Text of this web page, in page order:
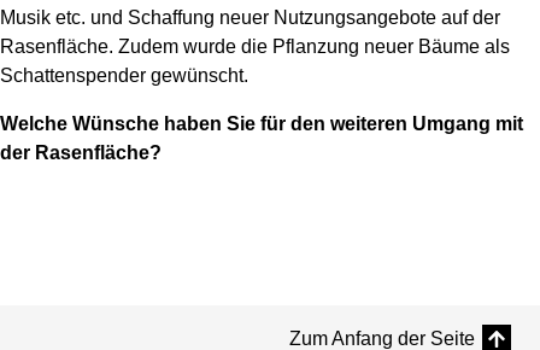
Musik etc. und Schaffung neuer Nutzungsangebote auf der
Rasenfläche. Zudem wurde die Pflanzung neuer Bäume als
Schattenspender gewünscht.
Welche Wünsche haben Sie für den weiteren Umgang mit
der Rasenfläche?
Zum Anfang der Seite